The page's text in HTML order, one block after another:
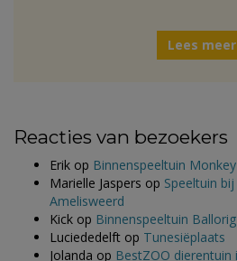
Lees meer
Reacties van bezoekers
Erik op Binnenspeeltuin
Marielle Jaspers op Speeltuin
Amelisweerd
Kick op Binnenspeeltuin
Luciededelft op Tunesiëplaats
Jolanda op BestZOO dierentuin